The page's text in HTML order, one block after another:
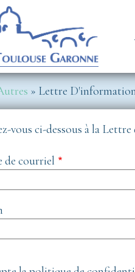
Lettre
vous ci-dessous à la
de courriel